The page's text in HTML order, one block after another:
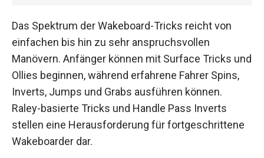
Das Spektrum der Wakeboard-Tricks reicht von
einfachen bis hin zu sehr anspruchsvollen
Manövern. Anfänger können mit Surface Tricks und
Ollies beginnen, während erfahrene Fahrer Spins,
Inverts, Jumps und Grabs ausführen können.
Raley-basierte Tricks und Handle Pass Inverts
stellen eine Herausforderung für fortgeschrittene
Wakeboarder dar.